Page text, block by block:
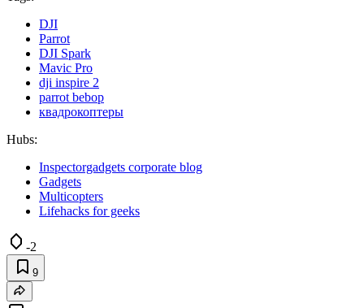
DJI
Parrot
DJI Spark
Mavic Pro
dji inspire 2
parrot bebop
квадрокоптеры
Hubs:
Inspectorgadgets corporate blog
Gadgets
Multicopters
Lifehacks for geeks
-2
9